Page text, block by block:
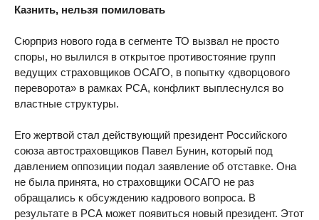
Казнить, нельзя помиловать
Сюрприз нового года в сегменте ТО вызвал не просто
споры, но вылился в открытое противостояние групп
ведущих страховщиков ОСАГО, в попытку «дворцового
переворота» в рамках РСА, конфликт выплеснулся во
властные структуры.
Его жертвой стал действующий президент Российского
союза автостраховщиков Павел Бунин, который под
давлением оппозиции подал заявление об отставке. Она
не была принята, но страховщики ОСАГО не раз
обращались к обсуждению кадрового вопроса. В
результате в РСА может появиться новый президент. Этот